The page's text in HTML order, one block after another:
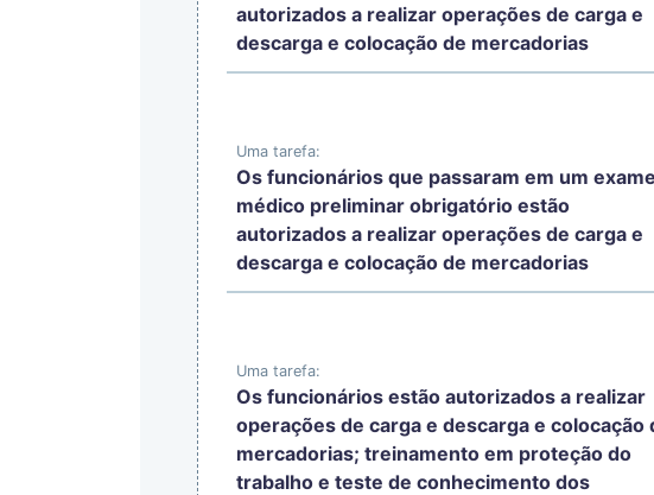
autorizados a realizar operações de carga e
descarga e colocação de mercadorias
Uma tarefa:
Os funcionários que passaram em um exame
médico preliminar obrigatório estão
autorizados a realizar operações de carga e
descarga e colocação de mercadorias
Uma tarefa:
Os funcionários estão autorizados a realizar
operações de carga e descarga e colocação
mercadorias; treinamento em proteção do
trabalho e teste de conhecimento dos